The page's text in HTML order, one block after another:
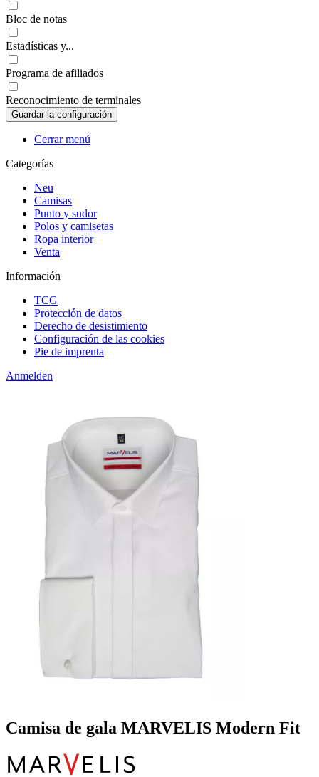
Bloc de notas
Estadísticas y...
Programa de afiliados
Reconocimiento de terminales
Cerrar menú
Categorías
Neu
Camisas
Punto y sudor
Polos y camisetas
Ropa interior
Venta
Información
TCG
Protección de datos
Derecho de desistimiento
Configuración de las cookies
Pie de imprenta
Anmelden
Camisa de gala MARVELIS Modern Fit